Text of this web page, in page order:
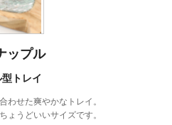
ップル
トレイ
わせた爽やかなトレイ。
ょうどいいサイズです。